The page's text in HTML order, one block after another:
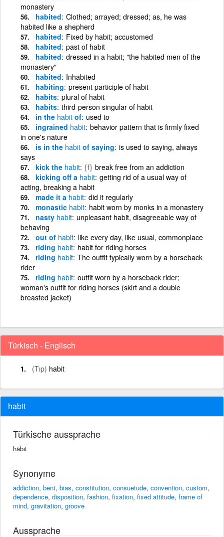
monastery
habited Clothed; arrayed; dressed; as, he was
habited like a shepherd
habited Fixed by habit; accustomed
habited past of habit
habited dressed in a habit; "the habited men of the
monastery"
habited Inhabited
habiting present participle of habit
habits plural of habit
habits third-person singular of habit
in the habit of used to
ingrained habit behavior pattern that is firmly fixed
in one's nature
is in the habit of saying is used to saying, always
says
kick the habit {f} break free from an addiction
kicking off a habit getting rid of a usual way of
acting, breaking a habit
made it a habit did it regularly
monastic habit habit worn by monks in a monastery
nasty habit unpleasant habit, disagreeable way of
behaving
out of habit like every day, like usual, commonplace
riding habit habit for riding horses
riding habit The outfit typically worn by a horseback
rider
riding habit outfit worn by a horseback rider;
woman's outfit for riding horses (skirt and a double
breasted jacket)
Türkisch - Englisch
(Tıp) habit
habit
Türkische aussprache
häbıt
Synonyme
addiction, bent, bias, constitution, consuetude, convention, custom,
dependence, disposition, fashion, fixation, fixed attitude, frame of
mind, gravitation, groove
Aussprache